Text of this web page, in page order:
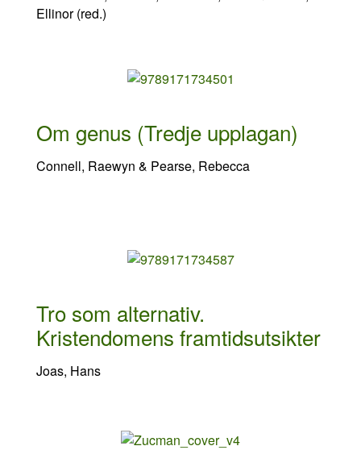
Ellinor (red.)
Om genus (Tredje upplagan)
Connell, Raewyn & Pearse, Rebecca
Tro som alternativ.
Kristendomens framtidsutsikter
Joas, Hans